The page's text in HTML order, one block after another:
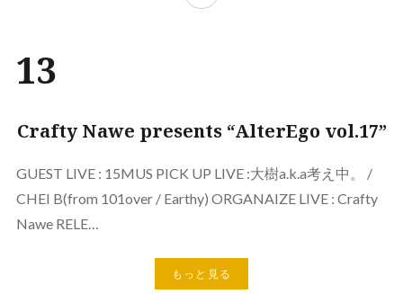
13
Crafty Nawe presents “AlterEgo vol.17”
GUEST LIVE : 15MUS PICK UP LIVE :大樹a.k.a考え中。 /
CHEI B(from 101over / Earthy) ORGANAIZE LIVE : Crafty
Nawe RELE…
もっと見る